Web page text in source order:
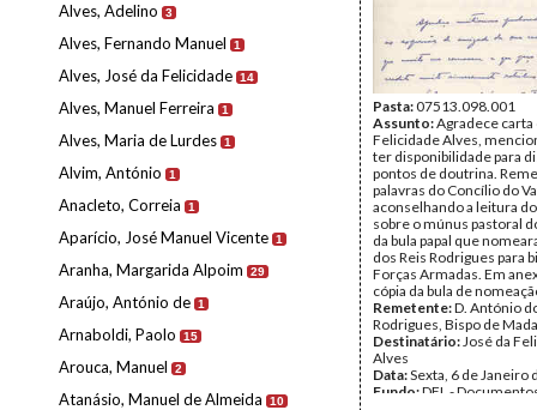
Alves, Adelino 3
Alves, Fernando Manuel 1
Alves, José da Felicidade 14
Alves, Manuel Ferreira 1
Alves, Maria de Lurdes 1
Alvim, António 1
Anacleto, Correia 1
Aparício, José Manuel Vicente 1
Aranha, Margarida Alpoim 29
Araújo, António de 1
Arnaboldi, Paolo 15
Arouca, Manuel 2
Atanásio, Manuel de Almeida 10
Pasta:07513.098.001
Assunto:Agradece carta
Felicidade Alves,
ter disponibilidade para
pontos de doutrina.
palavras do Concílio do
aconselhando a leitura
sobre o múnus pastoral
da bula papal que
dos Reis Rodrigues para
Forças Armadas. Em
cópia da bula de
Remetente:D. António
Rodrigues, Bispo de
Destinatário:José da
Alves
Data:Sexta, 6 de Janeiro
Fundo:DFL -